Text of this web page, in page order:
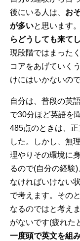
後にいる人は、 お
が多いと思います
らどうしても来て
現段階ではまった
コアをあげていく
けにはいかないので
自分は、普段の英
で30分ほど英語を
485点のときは、
した。しかし、無
理やりその環境に
るので(自分の経験
なければいけない
で考えます。その
なるのではと考え
がないです(疲れた
一度頭で英文を組